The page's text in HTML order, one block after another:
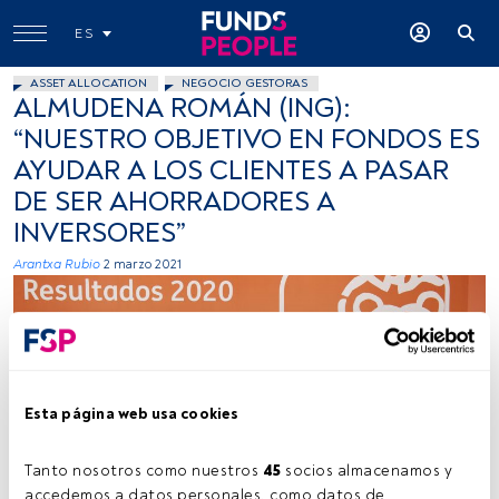
Esta página web usa cookies
Tanto nosotros como nuestros 45 socios almacenamos y
accedemos a datos personales, como datos de
ES
ASSET ALLOCATION NEGOCIO GESTORAS
ALMUDENA ROMÁN (ING):
“NUESTRO OBJETIVO EN FONDOS ES
AYUDAR A LOS CLIENTES A PASAR
DE SER AHORRADORES A
INVERSORES”
Arantxa Rubio 2 marzo 2021
Almudena Román, Ignacio Juliá y Cristóbal Paredes, ING (Cedida).